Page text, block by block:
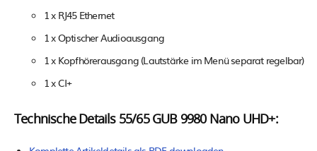
1 x RJ45 Ethernet
1 x Optischer Audioausgang
1 x Kopfhörerausgang (Lautstärke im Menü separat regelbar)
1 x CI+
Technische Details 55/65 GUB 9980 Nano UHD+: